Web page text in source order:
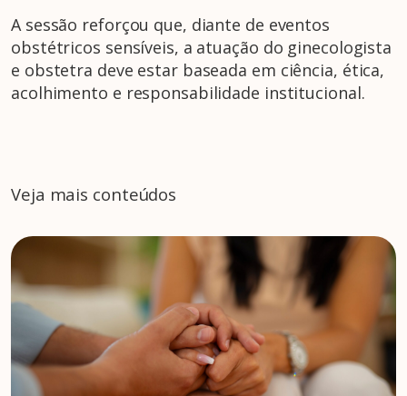
A sessão reforçou que, diante de eventos
obstétricos sensíveis, a atuação do ginecologista
e obstetra deve estar baseada em ciência, ética,
acolhimento e responsabilidade institucional.
Veja mais conteúdos